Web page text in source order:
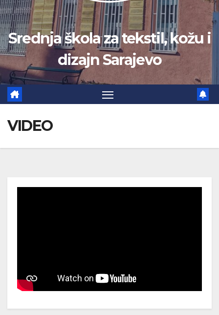
Srednja škola za tekstil, kožu i
dizajn Sarajevo
VIDEO